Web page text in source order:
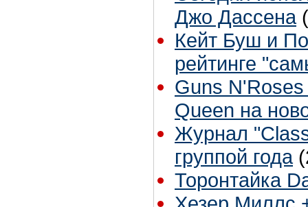
Джо Дассена
Кейт Буш и
рейтинге
Guns N'Roses
Queen на
Журнал
группой года
Торонтайка